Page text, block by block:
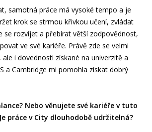
samotná práce má vysoké tempo a je
krok se strmou křivkou učení, zvládat
se rozvíjet a přebírat větší zodpovědnost,
ve své kariéře. Právě zde se velmi
i dovednosti získané na univerzitě a
a Cambridge mi pomohla získat dobrý
Nebo věnujete své kariéře v tuto
práce v City dlouhodobě udržitelná?